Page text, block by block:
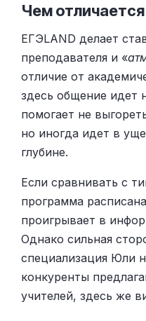
Чем
ЕГЭLAND делает
преподавателя и «
отличие от
здесь общение идет
помогает не
но иногда идет в
глубине.
Если сравнивать с
программа
проигрывает в
Однако сильная
специализация Юли
конкуренты
учителей, здесь же